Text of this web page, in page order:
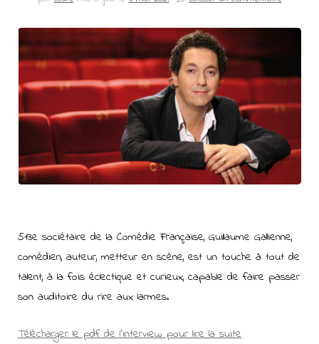
513e sociétaire de la Comédie Française, Guillaume Gallienne,
comédien, auteur, metteur en scène, est un touche à tout de
talent, à la fois éclectique et curieux, capable de faire passer
son auditoire du rire aux larmes.
Télécharger le pdf de l’interview pour lire la suite